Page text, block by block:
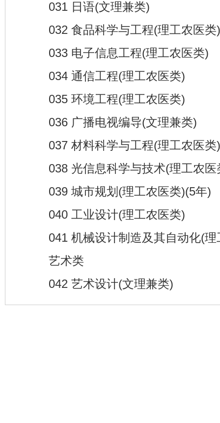
031 日语(文理兼类)
032 食品科学与工程(理工农医类)
033 电子信息工程(理工农医类)
034 通信工程(理工农医类)
035 环境工程(理工农医类)
036 广播电视编导(文理兼类)
037 材料科学与工程(理工农医类)
038 光信息科学与技术(理工农医
039 城市规划(理工农医类)(5年)
040 工业设计(理工农医类)
041 机械设计制造及其自动化(理
艺术类
042 艺术设计(文理兼类)